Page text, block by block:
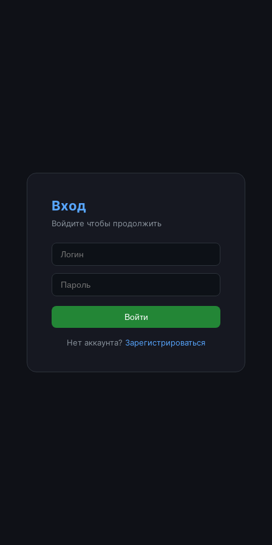
Вход
Войдите чтобы продолжить
Войти
Нет аккаунта? Зарегистрироваться